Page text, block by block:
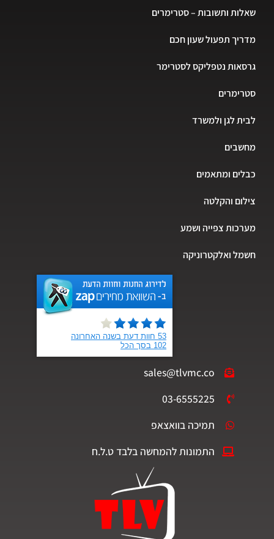
שאלות ותשובות – סטרימרים
מדריך תפעול שעון חכם
גרסאות נטפליקס לסטרימר
סטרימרים
לבית לגן ולמשרד
מחשבים
כבלים ומתאמים
צילום והקלטה
מערכות צפייה ושמע
חשמל ואלקטרוניקה
sales@tlvmc.co
03-6555225
תמיכה בוואצאפ
התמונות להמחשה בלבד ט.ל.ח